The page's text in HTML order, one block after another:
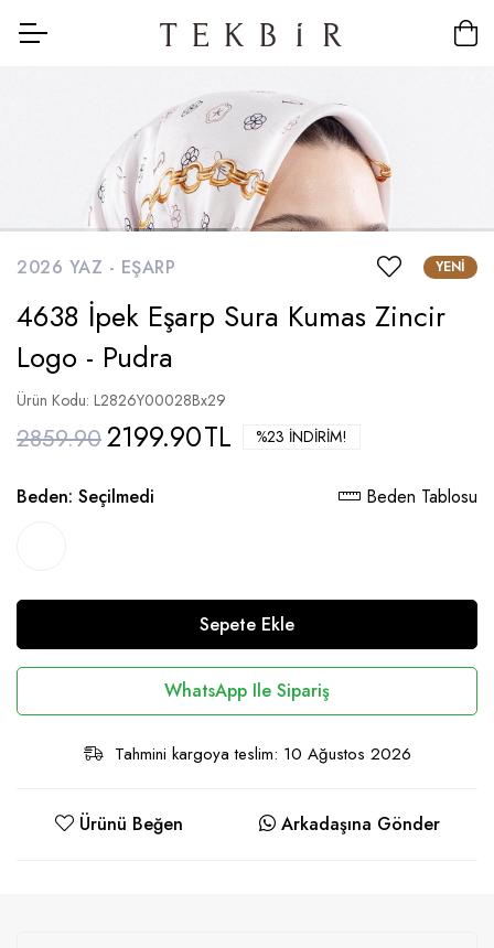
2026 YAZ - EŞARP YENI
4638 İpek Eşarp Sura Kumas Zincir
Logo - Pudra
Ürün Kodu: L2826Y00028Bx29
2859.902199.90TL %23 İNDIRIM!
Beden: Seçilmedi Beden Tablosu
Sepete Ekle
WhatsApp Ile Sipariş
Tahmini kargoya teslim: 10 Ağustos 2026
Ürünü Beğen Arkadaşına Gönder